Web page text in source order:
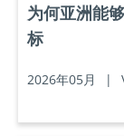
为何亚洲能
标
2026年05月 |